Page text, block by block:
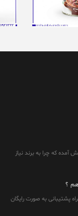
آمده که چرا به برند نیاز
؟
پشتیبانی به صورت رایگان